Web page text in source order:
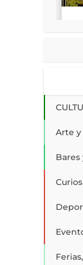
Arte y
Bares